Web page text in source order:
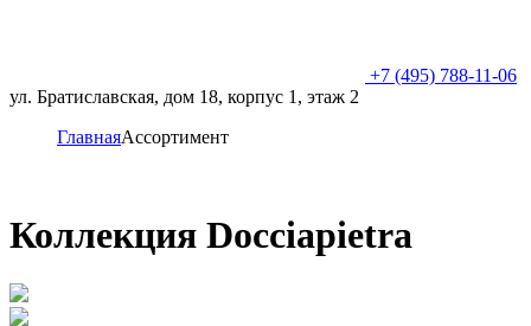
+7 (495) 788-11-06
ул. Братиславская, дом 18, корпус 1, этаж 2
ГлавнаяАссортимент
Коллекция Docciapietra